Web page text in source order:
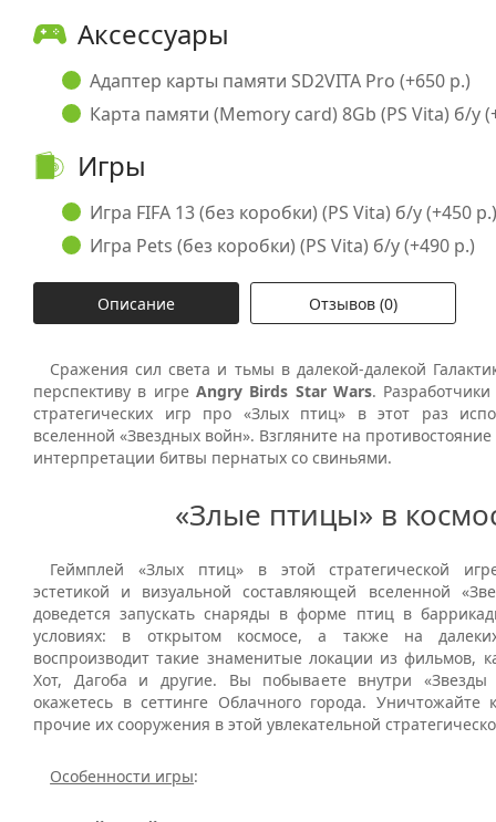
Аксессуары
Адаптер карты памяти SD2VITA Pro (+650 р.)
Карта памяти (Memory card) 8Gb (PS Vita) б/у
Игры
Игра FIFA 13 (без коробки) (PS Vita) б/у (+450 р.)
Игра Pets (без коробки) (PS Vita) б/у (+490 р.)
Описание Отзывов (0)
Сражения сил света и тьмы в далекой-далекой
перспективу в игре Angry Birds Star Wars.
стратегических игр про «Злых птиц» в этот раз
вселенной «Звездных войн». Взгляните на
интерпретации битвы пернатых со свиньями.
«Злые птицы» в
Геймплей «Злых птиц» в этой стратегической
эстетикой и визуальной составляющей вселенной
доведется запускать снаряды в форме птиц в
условиях: в открытом космосе, а также на
воспроизводит такие знаменитые локации из фильмов,
Хот, Дагоба и другие. Вы побываете внутри
окажетесь в сеттинге Облачного города. Уничтожайте
прочие их сооружения в этой увлекательной
Особенности игры: